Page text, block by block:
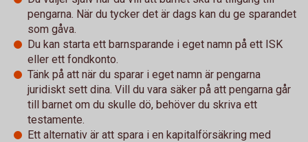
pengarna. När du tycker det är dags kan du ge sparandet
som gåva.
Du kan starta ett barnsparande i eget namn på ett ISK
eller ett fondkonto.
Tänk på att när du sparar i eget namn är pengarna
juridiskt sett dina. Vill du vara säker på att pengarna går
till barnet om du skulle dö, behöver du skriva ett
testamente.
Ett alternativ är att spara i en kapitalförsäkring med